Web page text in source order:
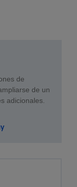
de
de un
adicionales.